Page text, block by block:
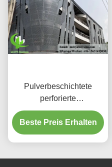
Pulverbeschichtete
perforierte
Aluminiumplatte mit
benutzerdefinierten RAL-
Farben und
Mustern für
Beste Preis Erhalten